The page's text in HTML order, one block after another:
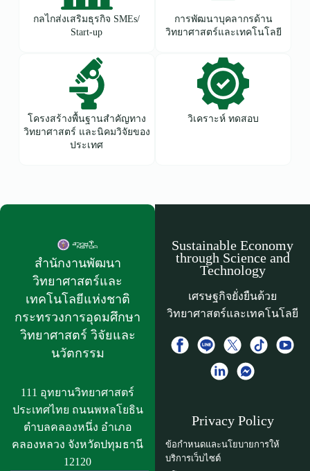
กลไกส่งเสริมธุรกิจ SMEs/
Start-up
การพัฒนาบุคลากรด้าน
วิทยาศาสตร์และเทคโนโลยี
โครงสร้างพื้นฐานสำคัญทาง
วิทยาศาสตร์ และนิคมวิจัยของ
ประเทศ
วิเคราะห์ ทดสอบ
สำนักงานพัฒนา
วิทยาศาสตร์และ
เทคโนโลยีแห่งชาติ​
กระทรวงการอุดมศึกษา
วิทยาศาสตร์ วิจัยและ
นวัตกรรม
111 อุทยานวิทยาศาสตร์
ประเทศไทย ถนนพหลโยธิน
ตำบลคลองหนึ่ง อำเภอ
คลองหลวง จังหวัดปทุมธานี
12120
Sustainable Economy
through Science and
Technology
เศรษฐกิจยั่งยืนด้วย
วิทยาศาสตร์และเทคโนโลยี
Privacy Policy
ข้อกำหนดและนโยบายการให้
บริการเว็บไซต์